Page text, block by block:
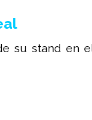
su stand en